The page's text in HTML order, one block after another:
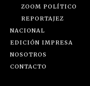
ZOOM POLÍTICO
REPORTAJEZ
NACIONAL
EDICIÓN IMPRESA
NOSOTROS
CONTACTO